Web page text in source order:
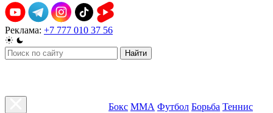
Реклама: +7 777 010 37 56
Найти
Бокс ММА Футбол Борьба Теннис